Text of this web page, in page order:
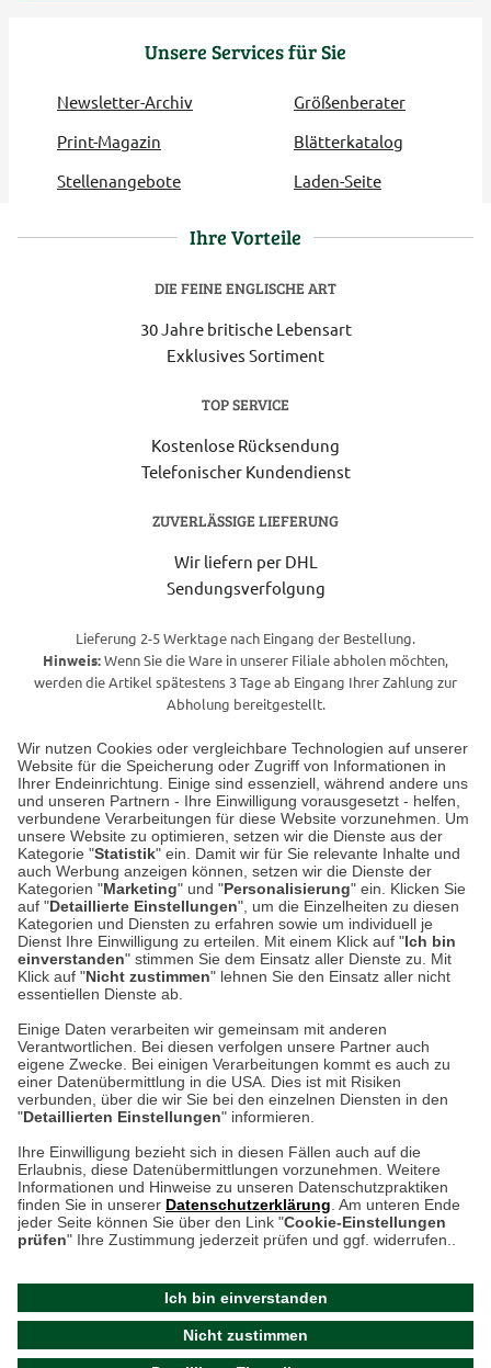
Wir nutzen Cookies oder vergleichbare Technologien auf unserer
Website für die Speicherung oder Zugriff von Informationen in
Ihrer Endeinrichtung. Einige sind essenziell, während andere uns
und unseren Partnern - Ihre Einwilligung vorausgesetzt - helfen,
verbundene Verarbeitungen für diese Website vorzunehmen. Um
unsere Website zu optimieren, setzen wir die Dienste aus der
Kategorie "Statistik" ein. Damit wir für Sie relevante Inhalte und
auch Werbung anzeigen können, setzen wir die Dienste der
Kategorien "Marketing" und "Personalisierung" ein. Klicken Sie
auf "Detaillierte Einstellungen", um die Einzelheiten zu diesen
Kategorien und Diensten zu erfahren sowie um individuell je
Dienst Ihre Einwilligung zu erteilen. Mit einem Klick auf "Ich bin
einverstanden" stimmen Sie dem Einsatz aller Dienste zu. Mit
Klick auf "Nicht zustimmen" lehnen Sie den Einsatz aller nicht
essentiellen Dienste ab.
Einige Daten verarbeiten wir gemeinsam mit anderen
Verantwortlichen. Bei diesen verfolgen unsere Partner auch
eigene Zwecke. Bei einigen Verarbeitungen kommt es auch zu
einer Datenübermittlung in die USA. Dies ist mit Risiken
verbunden, über die wir Sie bei den einzelnen Diensten in den
"Detaillierten Einstellungen" informieren.
Ihre Einwilligung bezieht sich in diesen Fällen auch auf die
Erlaubnis, diese Datenübermittlungen vorzunehmen. Weitere
Informationen und Hinweise zu unseren Datenschutzpraktiken
finden Sie in unserer Datenschutzerklärung . Am unteren Ende
jeder Seite können Sie über den Link "Cookie-Einstellungen
prüfen" Ihre Zustimmung jederzeit prüfen und ggf. widerrufen..
Ich bin einverstanden
Nicht zustimmen
Unsere Services für Sie
Newsletter-Archiv
Größenberater
Print-Magazin
Blätterkatalog
Stellenangebote
Laden-Seite
Ihre Vorteile
DIE FEINE ENGLISCHE ART
30 Jahre britische Lebensart
Exklusives Sortiment
TOP SERVICE
Kostenlose Rücksendung
Telefonischer Kundendienst
ZUVERLÄSSIGE LIEFERUNG
Wir liefern per DHL
Sendungsverfolgung
Lieferung 2-5 Werktage nach Eingang der Bestellung.
Hinweis:Wenn Sie die Ware in unserer Filiale abholen möchten,
werden die Artikel spätestens 3 Tage ab Eingang Ihrer Zahlung zur
Abholung bereitgestellt.
Unser Geschäft in Meckenheim
Auf dem Steinbüchel 6
53340 Meckenheim
Montag bis Samstag 9:00 Uhr bis 18:00 Uhr
weitere Information
Hier finden Sie uns im Netz
Kontakt
Umwelt und Entsorgung
Zur Echtheit von Bewertungen
Hinweisgeber-Schutzgesetz
Barrierefreiheit unserer Website
am 08.08.2026 um 12:47
2024 THE BRITISH SHOP
Versandhandel GmbH & Co. KG
Cookie-Einstellungen in Ihrem Browser
ACHTUNG!
Ihr Browser speichert aktuell keine Cookies!
Leider können Sie in diesem Fall unseren Online-Shop
Bitte stellen Sie sicher, dass Ihr Browser unsere funktionalen
Cookies für die Dauer Ihres Besuchs auf unserer Website